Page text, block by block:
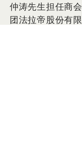
仲涛先生担任商
团法拉帝股份有